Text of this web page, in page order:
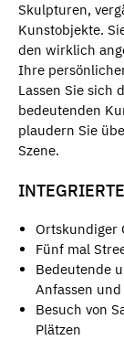
Skulpturen,
Kunstobjekte.
den wirklich
Ihre
Lassen Sie sich
bedeutenden
plaudern Sie
Szene.
Ortskundiger
Fünf mal
Bedeutende
Anfassen
Besuch von
Plätzen